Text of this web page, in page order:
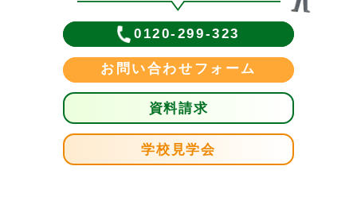
0120-299-323
お問い合わせフォーム
資料請求
学校見学会